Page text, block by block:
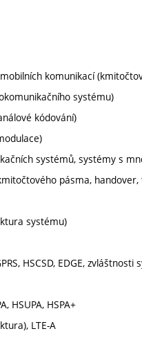
komunikací
systému)
kódování)
systémů, systémy s
pásma,
systému)
HSCSD, EDGE,
HSUPA, HSPA+
LTE-A